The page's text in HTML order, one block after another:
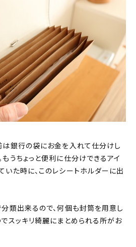
は銀行の袋にお金を入れて仕分けし
うちょっと便利に仕分けできるアイ
いた時に、このレシートホルダーに出
分類出来るので、何個も封筒を用意し
でスッキリ綺麗にまとめられる所がお